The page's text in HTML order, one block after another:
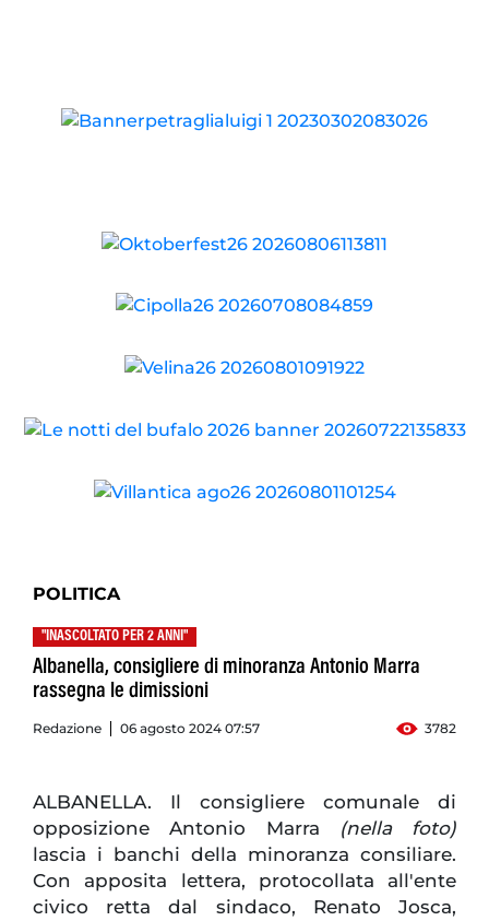
POLITICA
"INASCOLTATO PER 2 ANNI"
Albanella, consigliere di minoranza Antonio Marra
rassegna le dimissioni
Redazione 06 agosto 2024 07:57 3782
ALBANELLA. Il consigliere comunale di
opposizione Antonio Marra
(nella foto)
lascia i banchi della minoranza consiliare.
Con apposita lettera, protocollata all'ente
civico retta dal sindaco, Renato Josca,